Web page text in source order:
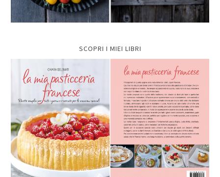
SCOPRI I MIEI LIBRI